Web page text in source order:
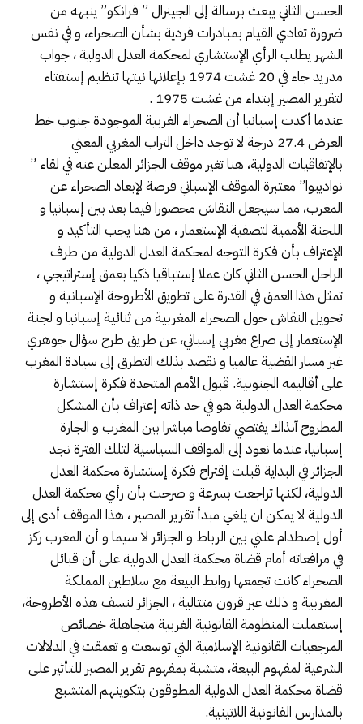
الحسن الثاني يبعث برسالة إلى الجينرال ” فرانكو” ينبهه من
ضرورة تفادي القيام بمبادرات فردية بشأن الصحراء، و في نفس
الشهر يطلب الرأي الإستشاري لمحكمة العدل الدولية ، جواب
مدريد جاء في 20 غشت 1974 بإعلانها نيتها تنظيم إستفتاء
لتقرير المصير إبتداء من غشت 1975 .
عندما أكدت إسبانيا أن الصحراء الغربية الموجودة جنوب خط
العرض 27.4 درجة لا توجد داخل التراب المغربي المعني
بالإتفاقيات الدولية، هنا تغير موقف الجزائر المعلن عنه في لقاء ”
نواديبوا” معتبرة الموقف الإسباني فرصة لإبعاد الصحراء عن
المغرب، مما سيجعل النقاش محصورا فيما بعد بين إسبانيا و
اللجنة الأممية لتصفية الإستعمار ، من هنا يجب التأكيد و
الإعتراف بأن فكرة التوجه لمحكمة العدل الدولية من طرف
الراحل الحسن الثاني كان عملا إستباقيا ذكيا بعمق إستراتيجي ،
تمثل هذا العمق في القدرة على تطويق الأطروحة الإسبانية و
تحويل النقاش حول الصحراء المغربية من ثنائية إسبانيا و لجنة
الإستعمار إلى صراع مغربي إسباني، عن طريق طرح سؤال جوهري
غير مسار القضية عالميا و نقصد بذلك التطرق إلى سيادة المغرب
على أقاليمه الجنوبية. قبول الأمم المتحدة فكرة إستشارة
محكمة العدل الدولية هو في حد ذاته إعتراف بأن المشكل
المطروح آنذاك يقتضي تفاوضا مباشرا بين المغرب و الجارة
إسبانيا، عندما نعود إلى المواقف السياسية لتلك الفترة نجد
الجزائر في البداية قبلت إقتراح فكرة إستشارة محكمة العدل
الدولية، لكنها تراجعت بسرعة و صرحت بأن رأي محكمة العدل
الدولية لا يمكن ان يلغي مبدأ تقرير المصير ، هذا الموقف أدى إلى
أول إصطدام علني بين الرباط و الجزائر لا سيما و أن المغرب ركز
في مرافعاته أمام قضاة محكمة العدل الدولية على أن قبائل
الصحراء كانت تجمعها روابط البيعة مع سلاطين المملكة
المغربية و ذلك عبر قرون متتالية ، الجزائر لنسف هذه الأطروحة،
إستعملت المنظومة القانونية الغربية متجاهلة خصائص
المرجعيات القانونية الإسلامية التي توسعت و تعمقت في الدلالات
الشرعية لمفهوم البيعة، متشبة بمفهوم تقرير المصير للتأثير على
قضاة محكمة العدل الدولية المطوقون بتكوينهم المتشبع
بالمدارس القانونية اللاتينية.